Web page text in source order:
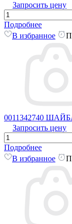
Запросить цену
Подробнее
В избранное
0011342740
Запросить цену
Подробнее
В избранное